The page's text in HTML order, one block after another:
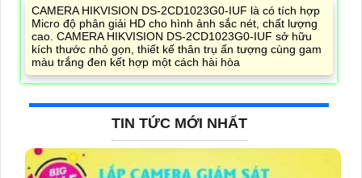
CAMERA HIKVISION DS-2CD1023G0-IUF là có tích hợp
Micro độ phân giải HD cho hình ảnh sắc nét, chất lượng
cao. CAMERA HIKVISION DS-2CD1023G0-IUF sở hữu
kích thước nhỏ gọn, thiết kế thân trụ ấn tượng cùng gam
màu trắng đen kết hợp một cách hài hòa
TIN TỨC MỚI NHẤT